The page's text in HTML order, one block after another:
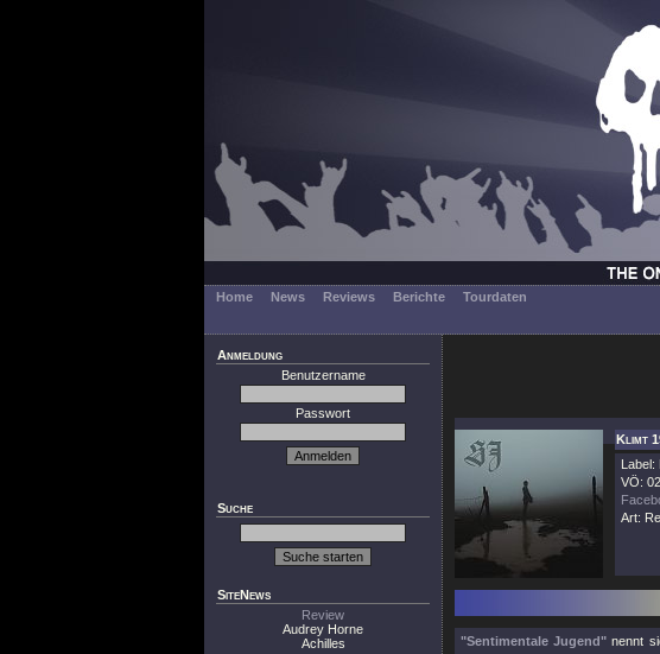
Home News Reviews Berichte
Tourdaten
Anmeldung
Benutzername
Passwort
Suche
SiteNews
Review
Audrey Horne
Achilles
Klimt
Label:
VÖ:
Art:
"Sentimentale Jugend" nennt